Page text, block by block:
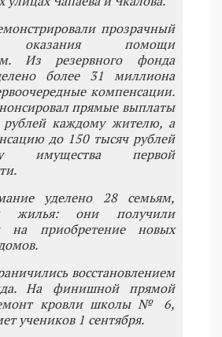
прозрачный
оказания помощи
Из резервного фонда
более 31 миллиона
компенсации.
прямые выплаты
каждому жителю, а
до 150 тысяч рублей
имущества первой
уделено 28 семьям,
жилья: они получили
на приобретение новых
восстановлением
На финишной прямой
кровли школы № 6,
учеников 1 сентября.